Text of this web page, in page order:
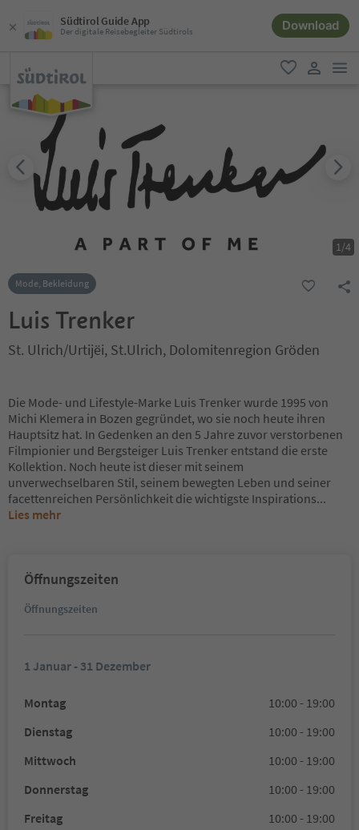
Südtirol Guide App
Der digitale Reisebegleiter Südtirols Download
favorit
1/4
Mode, Bekleidung
Luis Trenker
St. Ulrich/Urtijëi, St.Ulrich, Dolomitenregion Gröden
Die Mode- und Lifestyle-Marke Luis Trenker wurde 1995 von
Michi Klemera in Bozen gegründet, wo sie noch heute ihren
Hauptsitz hat. In Gedenken an den 5 Jahre zuvor verstorbenen
Filmpionier und Bergsteiger Luis Trenker entstand die erste
Kollektion. Noch heute ist dieser mit seinem
unverwechselbaren Stil, seinem bewegten Leben und seiner
facettenreichen Persönlichkeit die wichtigste Inspirations...
Lies mehr
Öffnungszeiten
Öffnungszeiten
1 Januar - 31 Dezember
Montag
10:00 - 19:00
Dienstag
10:00 - 19:00
Mittwoch
10:00 - 19:00
Donnerstag
10:00 - 19:00
Freitag
10:00 - 19:00